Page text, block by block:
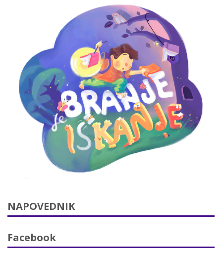
NAPOVEDNIK
Facebook